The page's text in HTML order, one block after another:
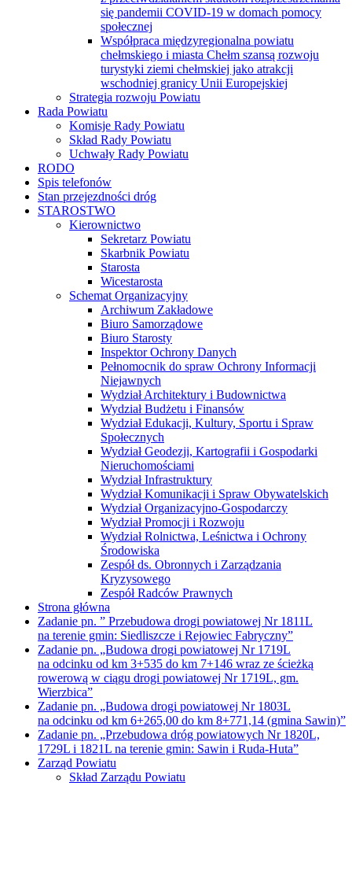
się pandemii COVID-19 w domach pomocy
społecznej
Współpraca międzyregionalna powiatu
chełmskiego i miasta Chełm szansą rozwoju
turystyki ziemi chełmskiej jako atrakcji
wschodniej granicy Unii Europejskiej
Strategia rozwoju Powiatu
Rada Powiatu
Komisje Rady Powiatu
Skład Rady Powiatu
Uchwały Rady Powiatu
RODO
Spis telefonów
Stan przejezdności dróg
STAROSTWO
Kierownictwo
Sekretarz Powiatu
Skarbnik Powiatu
Starosta
Wicestarosta
Schemat Organizacyjny
Archiwum Zakładowe
Biuro Samorządowe
Biuro Starosty
Inspektor Ochrony Danych
Pełnomocnik do spraw Ochrony Informacji
Niejawnych
Wydział Architektury i Budownictwa
Wydział Budżetu i Finansów
Wydział Edukacji, Kultury, Sportu i Spraw
Społecznych
Wydział Geodezji, Kartografii i Gospodarki
Nieruchomościami
Wydział Infrastruktury
Wydział Komunikacji i Spraw Obywatelskich
Wydział Organizacyjno-Gospodarczy
Wydział Promocji i Rozwoju
Wydział Rolnictwa, Leśnictwa i Ochrony
Środowiska
Zespół ds. Obronnych i Zarządzania
Kryzysowego
Zespół Radców Prawnych
Strona główna
Zadanie pn. ” Przebudowa drogi powiatowej Nr 1811L
na terenie gmin: Siedliszcze i Rejowiec Fabryczny”
Zadanie pn. „Budowa drogi powiatowej Nr 1719L
na odcinku od km 3+535 do km 7+146 wraz ze ścieżką
rowerową w ciągu drogi powiatowej Nr 1719L, gm.
Wierzbica”
Zadanie pn. „Budowa drogi powiatowej Nr 1803L
na odcinku od km 6+265,00 do km 8+771,14 (gmina Sawin)”
Zadanie pn. „Przebudowa dróg powiatowych Nr 1820L,
1729L i 1821L na terenie gmin: Sawin i Ruda-Huta”
Zarząd Powiatu
Skład Zarządu Powiatu